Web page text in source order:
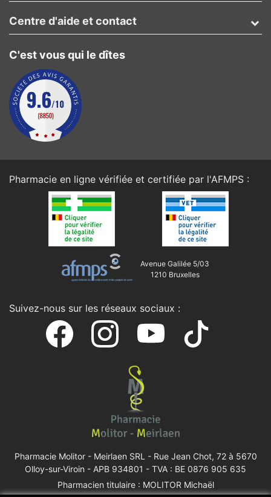
C'est vous qui le dîtes
Centre d'aide et contact
Pharmacie en ligne vérifiée et certifiée par l'AFMPS :
Avenue Galilée 5/03
1210 Bruxelles
Suivez-nous sur les réseaux sociaux :
Pharmacie Molitor - Meirlaen SRL - Rue Jean Chot, 72 à 5670
Olloy-sur-Viroin - APB 934801 - TVA : BE 0876 905 635
Pharmacien titulaire : MOLITOR Michaël